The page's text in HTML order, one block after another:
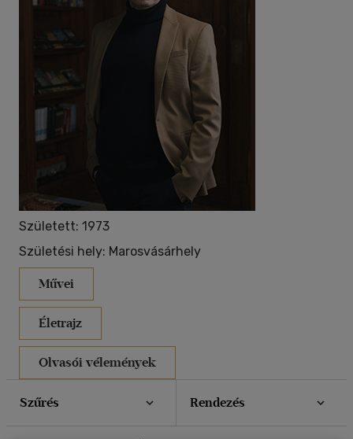
Született: 1973
Születési hely: Marosvásárhely
Művei
Életrajz
Olvasói vélemények
Szűrés Rendezés
Alkalmaz